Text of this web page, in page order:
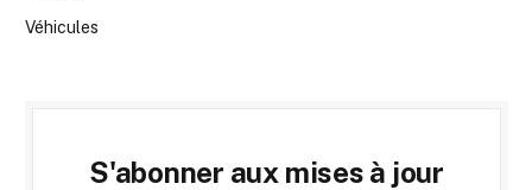
Véhicules
S'abonner aux mises à jour